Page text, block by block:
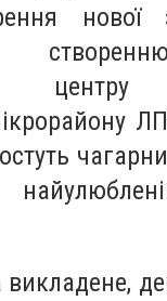
нової
центру